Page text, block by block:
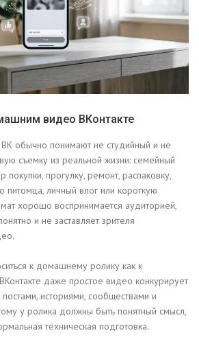
видео ВКонтакте
обычно понимают не студийный и не
съемку из реальной жизни: семейный
покупки, прогулку, ремонт, распаковку,
питомца, личный влог или короткую
хорошо воспринимается аудиторией,
и не заставляет зрителя
к домашнему ролику как к
даже простое видео конкурирует
историями, сообществами и
у ролика должны быть понятный смысл,
техническая подготовка.